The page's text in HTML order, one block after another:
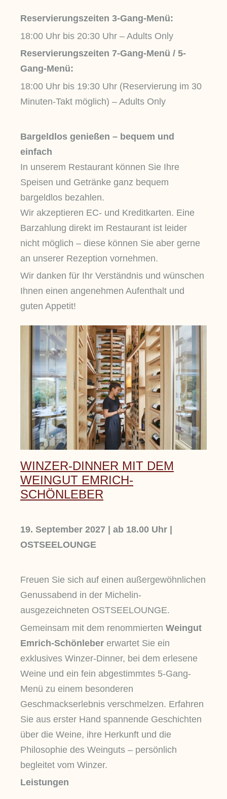
Reservierungszeiten 3-Gang-Menü:
18:00 Uhr bis 20:30 Uhr – Adults Only
Reservierungszeiten 7-Gang-Menü / 5-
Gang-Menü:
18:00 Uhr bis 19:30 Uhr (Reservierung im 30
Minuten-Takt möglich) – Adults Only
Bargeldlos genießen – bequem und
einfach
In unserem Restaurant können Sie Ihre
Speisen und Getränke ganz bequem
bargeldlos bezahlen.
Wir akzeptieren EC- und Kreditkarten. Eine
Barzahlung direkt im Restaurant ist leider
nicht möglich – diese können Sie aber gerne
an unserer Rezeption vornehmen.
Wir danken für Ihr Verständnis und wünschen
Ihnen einen angenehmen Aufenthalt und
guten Appetit!
WINZER-DINNER MIT DEM
WEINGUT EMRICH-
SCHÖNLEBER
19. September 2027 | ab 18.00 Uhr |
OSTSEELOUNGE
Freuen Sie sich auf einen außergewöhnlichen
Genussabend in der Michelin-
ausgezeichneten OSTSEELOUNGE.
Gemeinsam mit dem renommierten Weingut
Emrich-Schönleber erwartet Sie ein
exklusives Winzer-Dinner, bei dem erlesene
Weine und ein fein abgestimmtes 5-Gang-
Menü zu einem besonderen
Geschmackserlebnis verschmelzen. Erfahren
Sie aus erster Hand spannende Geschichten
über die Weine, ihre Herkunft und die
Philosophie des Weinguts – persönlich
begleitet vom Winzer.
Leistungen